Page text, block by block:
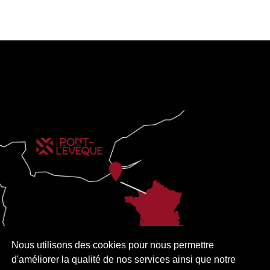
Nous utilisons des cookies pour nous permettre
d'améliorer la qualité de nos services ainsi que notre